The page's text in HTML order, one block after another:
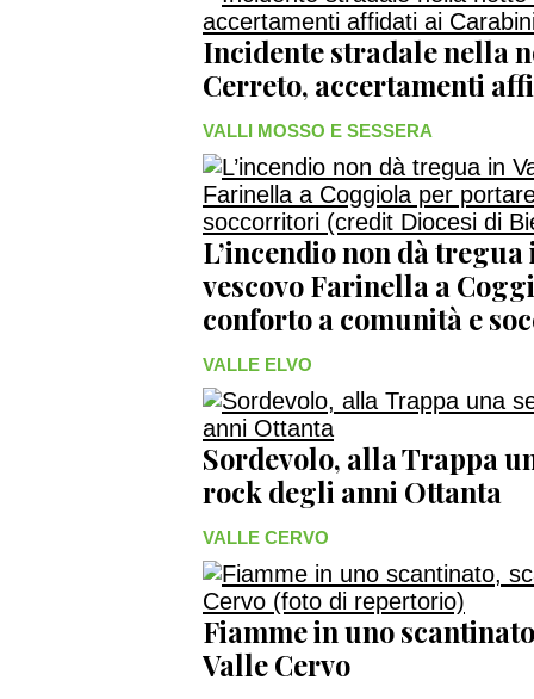
Incidente stradale nella
Cerreto, accertamenti
VALLI MOSSO E SESSERA
L’incendio non dà tregua
vescovo Farinella a
conforto a comunità e
VALLE ELVO
Sordevolo, alla Trappa
rock degli anni Ottanta
VALLE CERVO
Fiamme in uno
Valle Cervo